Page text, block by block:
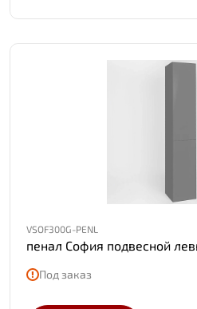
VSOF300G-PENL
пенал София подвесной
Под заказ